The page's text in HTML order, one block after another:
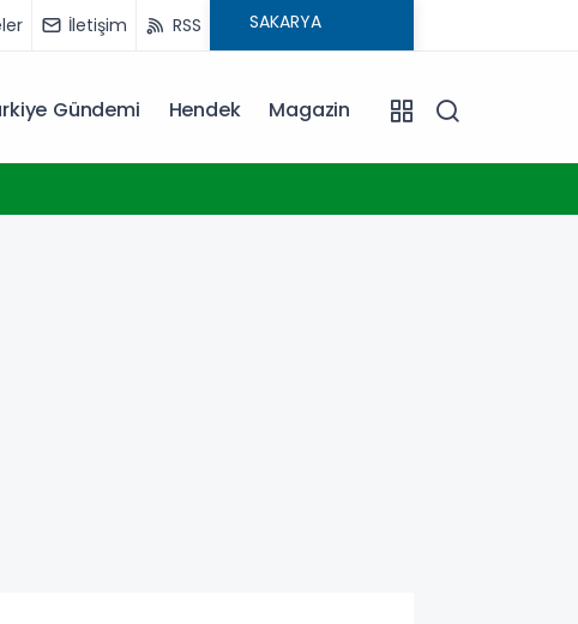
İletişim RSS
Gündemi Hendek Magazin